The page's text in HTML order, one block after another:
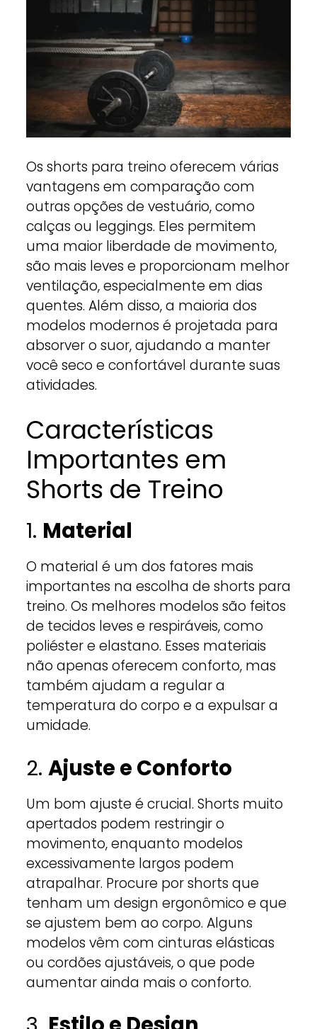
Os shorts para treino oferecem várias
vantagens em comparação com
outras opções de vestuário, como
calças ou leggings. Eles permitem
uma maior liberdade de movimento,
são mais leves e proporcionam melhor
ventilação, especialmente em dias
quentes. Além disso, a maioria dos
modelos modernos é projetada para
absorver o suor, ajudando a manter
você seco e confortável durante suas
atividades.
Características
Importantes em
Shorts de Treino
1. Material
O material é um dos fatores mais
importantes na escolha de shorts para
treino. Os melhores modelos são feitos
de tecidos leves e respiráveis, como
poliéster e elastano. Esses materiais
não apenas oferecem conforto, mas
também ajudam a regular a
temperatura do corpo e a expulsar a
umidade.
2. Ajuste e Conforto
Um bom ajuste é crucial. Shorts muito
apertados podem restringir o
movimento, enquanto modelos
excessivamente largos podem
atrapalhar. Procure por shorts que
tenham um design ergonômico e que
se ajustem bem ao corpo. Alguns
modelos vêm com cinturas elásticas
ou cordões ajustáveis, o que pode
aumentar ainda mais o conforto.